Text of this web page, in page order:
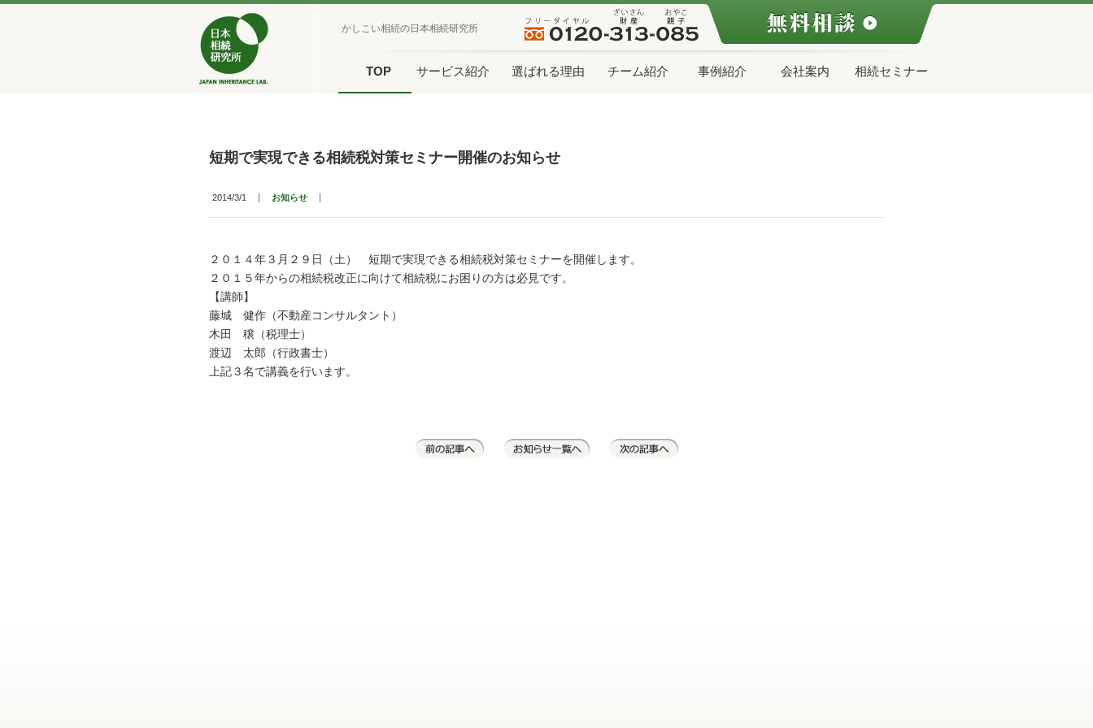
かしこい相続の日本相続研究所
TOP サービス紹介 選ばれる理由 チーム紹介 事例紹介 会社案内 相続セミナー
短期で実現できる相続税対策セミナー開催のお知らせ
2014/3/1 お知らせ
２０１４年３月２９日（土） 短期で実現できる相続税対策セミナーを開催します。
２０１５年からの相続税改正に向けて相続税にお困りの方は必見です。
【講師】
藤城 健作（不動産コンサルタント）
木田 穣（税理士）
渡辺 太郎（行政書士）
上記３名で講義を行います。